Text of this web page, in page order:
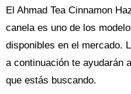
El Ahmad Tea Cinnamon
canela es uno de los
disponibles en el mercado.
a continuación te ayudarán
que estás buscando.